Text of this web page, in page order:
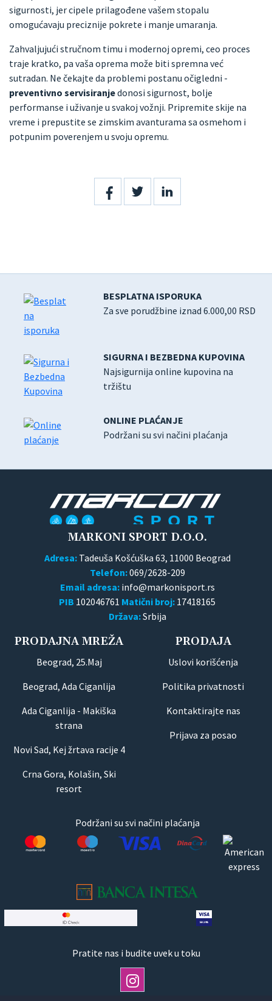
sigurnosti, jer cipele prilagođene vašem stopalu
omogućavaju preciznije pokrete i manje umaranja.
Zahvaljujući stručnom timu i modernoj opremi, ceo proces
traje kratko, pa vaša oprema može biti spremna već
sutradan. Ne čekajte da problemi postanu očigledni -
preventivno servisiranjedonosi sigurnost, bolje
performanse i uživanje u svakoj vožnji. Pripremite skije na
vreme i prepustite se zimskim avanturama sa osmehom i
potpunim poverenjem u svoju opremu.
BESPLATNA ISPORUKA
Za sve porudžbine iznad 6.000,00 RSD
SIGURNA I BEZBEDNA KUPOVINA
Najsigurnija online kupovina na
tržištu
ONLINE PLAĆANJE
Podržani su svi načini plaćanja
MARKONI SPORT D.O.O.
Adresa:Tadeuša Košćuška 63, 11000 Beograd
Telefon:069/2628-209
Email adresa:
PIB 102046761 Matični broj: 17418165
Država:Srbija
PRODAJNA MREŽA
Beograd, 25.Maj
Beograd, Ada Ciganlija
Ada Ciganlija - Makiška
strana
Novi Sad, Kej žrtava racije 4
Crna Gora, Kolašin, Ski
resort
PRODAJA
Uslovi korišćenja
Politika privatnosti
Kontaktirajte nas
Prijava za posao
Podržani su svi načini plaćanja
Pratite nas i budite uvek u toku